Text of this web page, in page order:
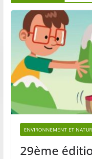
ENVIRONNEMENT ET
29ème